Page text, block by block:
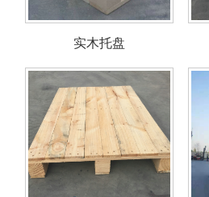
实木托盘